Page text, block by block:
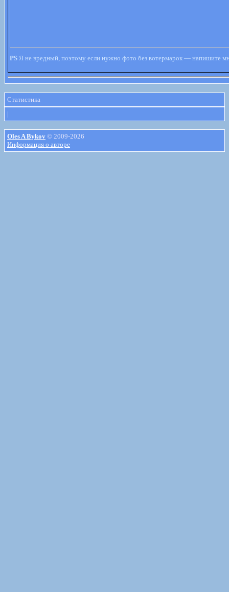
PS Я не вредный, поэтому если нужно фото без вотермарок — напишите
Статистика
|
Oles A Bykov © 2009-2026
Информация о авторе